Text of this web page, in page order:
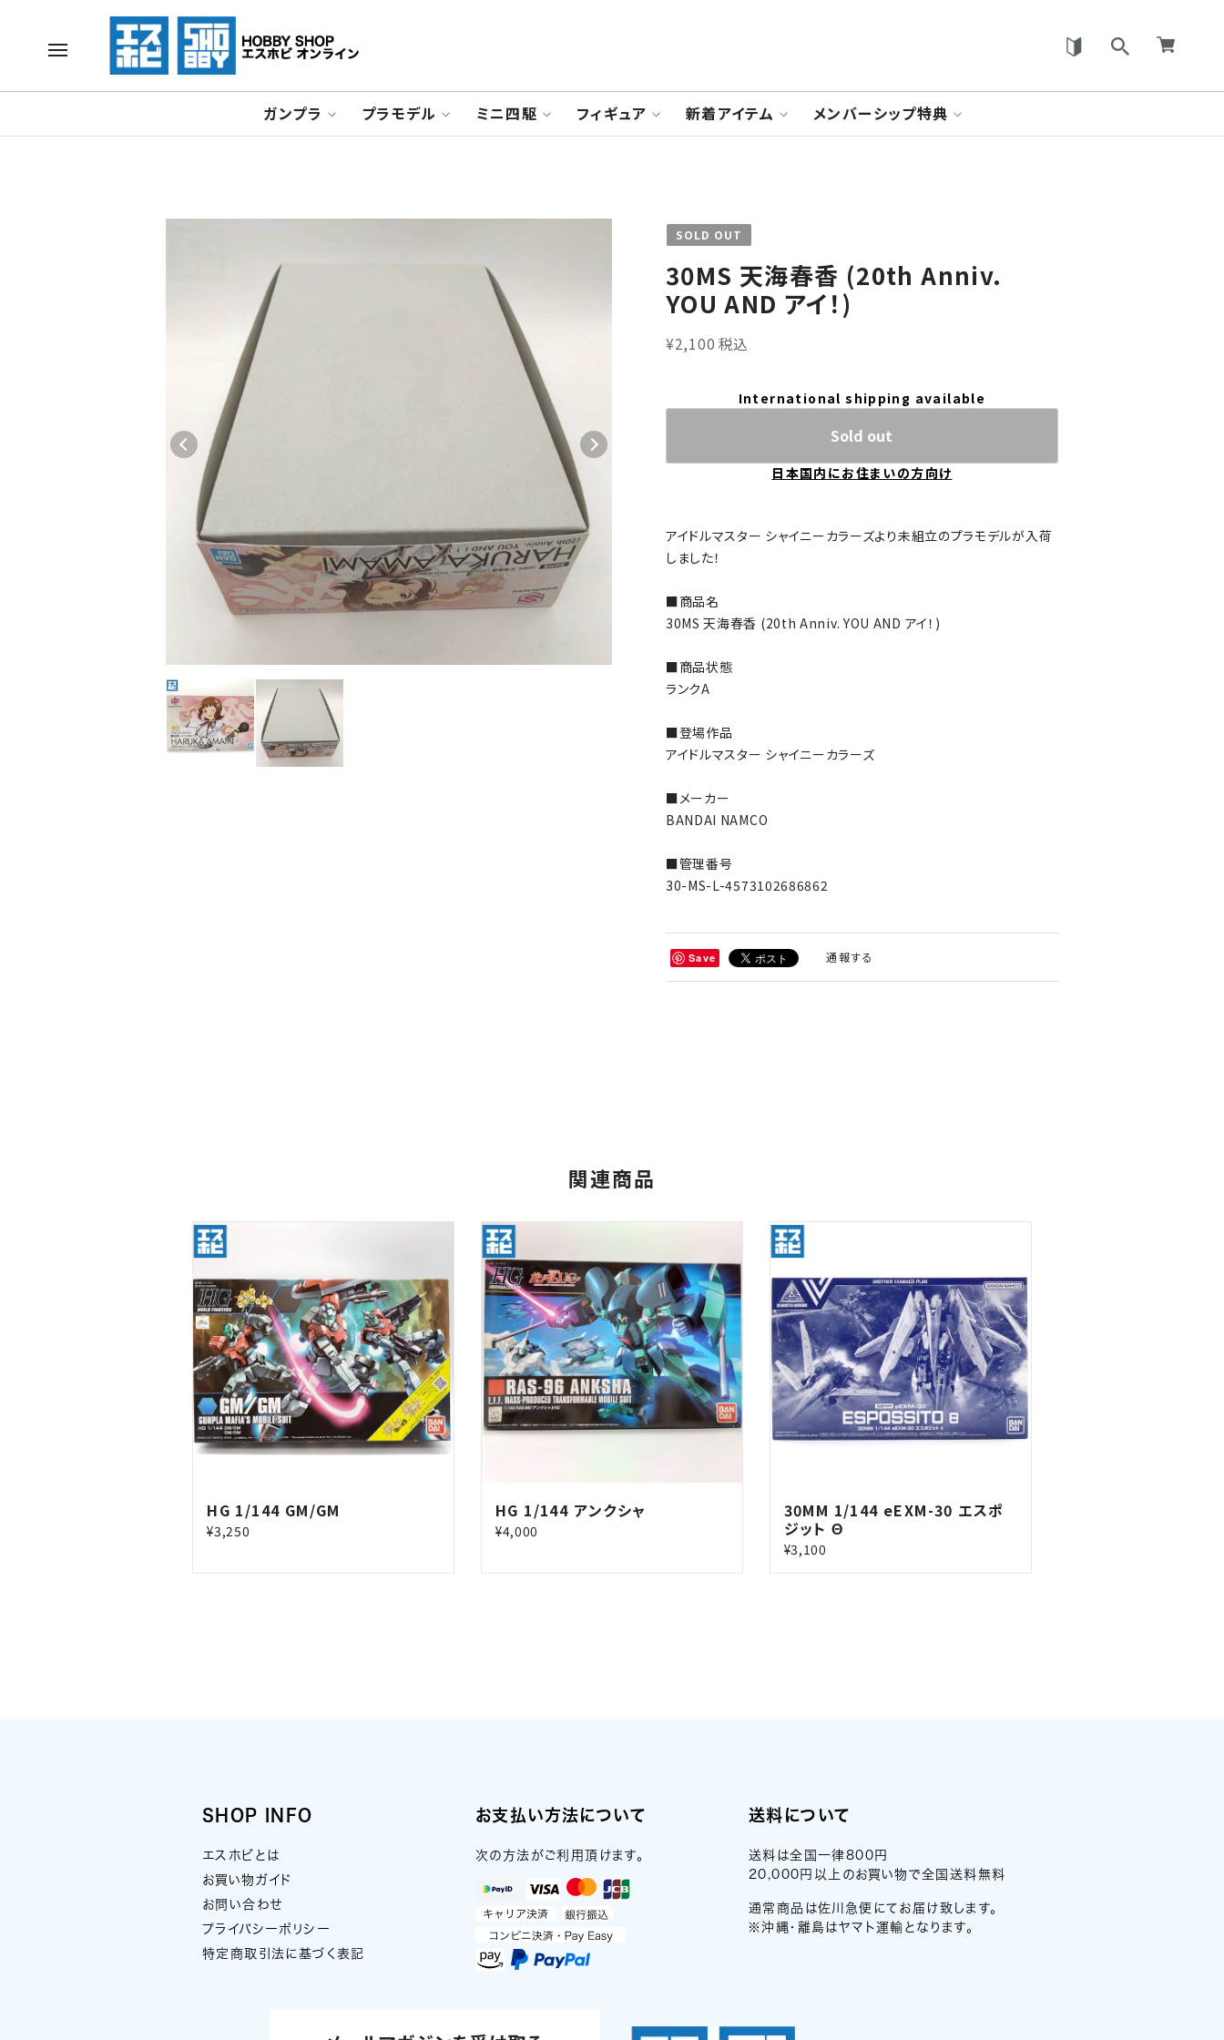
ガンプラ プラモデル ミニ四駆 フィギュア 新着アイテム メンバーシップ特典
SOLD OUT
30MS 天海春香 (20th Anniv.
YOU AND アイ！)
¥2,100 税込
International shipping available
Sold out
日本国内にお住まいの方向け
アイドルマスター シャイニーカラーズより未組立のプラモデルが入荷
しました！
■商品名
30MS 天海春香 (20th Anniv. YOU AND アイ！)
■商品状態
ランクA
■登場作品
アイドルマスター シャイニーカラーズ
■メーカー
BANDAI NAMCO
■管理番号
30-MS-L-4573102686862
Save 通報する
関連商品
HG 1/144 GM/GM
¥3,250
HG 1/144 アンクシャ
¥4,000
30MM 1/144 eEXM-30 エスポ
ジット Θ
¥3,100
SHOP INFO
エスホビとは
お買い物ガイド
お問い合わせ
プライバシーポリシー
特定商取引法に基づく表記
お支払い方法について
次の方法がご利用頂けます。
送料について
送料は全国一律800円
20,000円以上のお買い物で全国送料無料
通常商品は佐川急便にてお届け致します。
※沖縄・離島はヤマト運輸となります。